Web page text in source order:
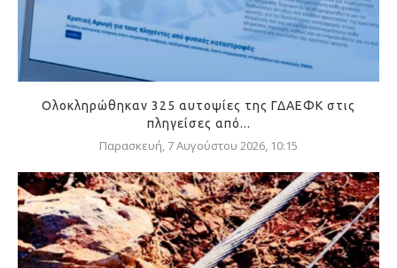
Ολοκληρώθηκαν 325 αυτοψίες της ΓΔΑΕΦΚ στις
πληγείσες από...
Παρασκευή, 7 Αυγούστου 2026, 10:15